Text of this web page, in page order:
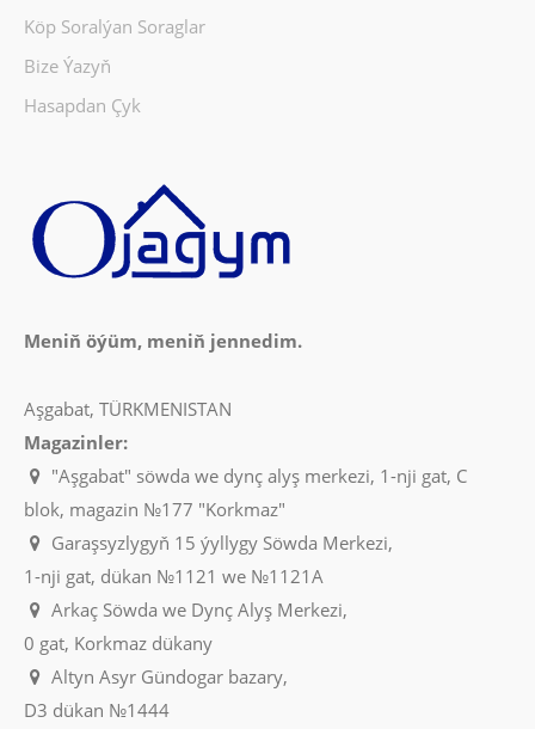
Köp Soralýan Soraglar
Bize Ýazyň
Hasapdan Çyk
Meniň öýüm, meniň jennedim.
Aşgabat, TÜRKMENISTAN
Magazinler:
"Aşgabat" söwda we dynç alyş merkezi, 1-nji gat, C
blok, magazin №177 "Korkmaz"
Garaşsyzlygyň 15 ýyllygy Söwda Merkezi,
1-nji gat, dükan №1121 we №1121A
Arkaç Söwda we Dynç Alyş Merkezi,
0 gat, Korkmaz dükany
Altyn Asyr Gündogar bazary,
D3 dükan №1444